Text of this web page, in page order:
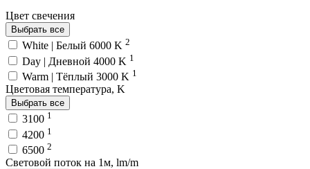
Цвет свечения
Выбрать все
White | Белый 6000 K 2
Day | Дневной 4000 K 1
Warm | Тёплый 3000 K 1
Цветовая температура, K
Выбрать все
3100 1
4200 1
6500 2
Световой поток на 1м, lm/m